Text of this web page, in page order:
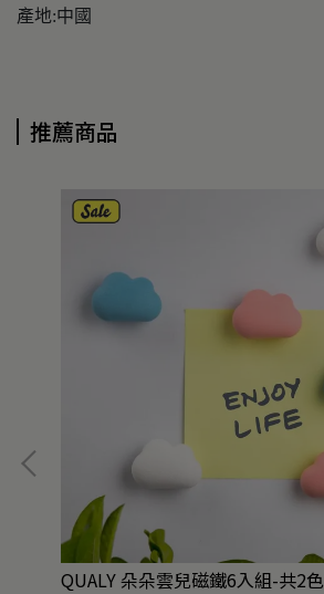
產地:中國
推薦商品
QUALY 朵朵雲兒磁鐵6入組-共2色